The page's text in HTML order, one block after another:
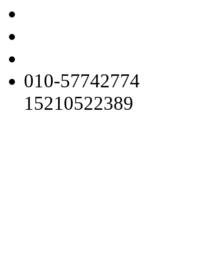
010-57742774
15210522389